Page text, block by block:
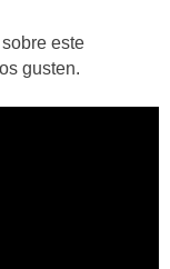
este
gusten.